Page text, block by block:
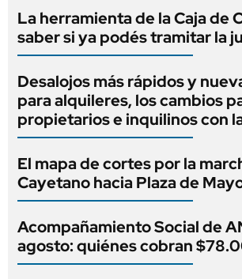
La herramienta de la Caja de
saber si ya podés tramitar la
Desalojos más rápidos y
para alquileres, los cambios
propietarios e inquilinos con
El mapa de cortes por la
Cayetano hacia Plaza de
Acompañamiento Social de
agosto: quiénes cobran